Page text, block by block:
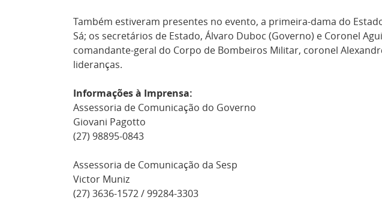
Também estiveram presentes no evento, a primeira-dama do
Sá; os secretários de Estado, Álvaro Duboc (Governo) e Coronel
comandante-geral do Corpo de Bombeiros Militar, coronel
lideranças.
Informações à Imprensa:
Assessoria de Comunicação do Governo
Giovani Pagotto
(27) 98895-0843
Assessoria de Comunicação da Sesp
Victor Muniz
(27) 3636-1572 / 99284-3303